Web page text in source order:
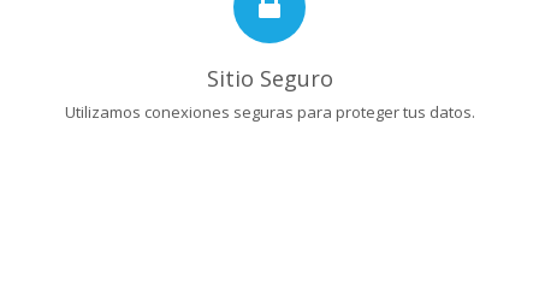
Sitio Seguro
Utilizamos conexiones seguras para proteger tus datos.